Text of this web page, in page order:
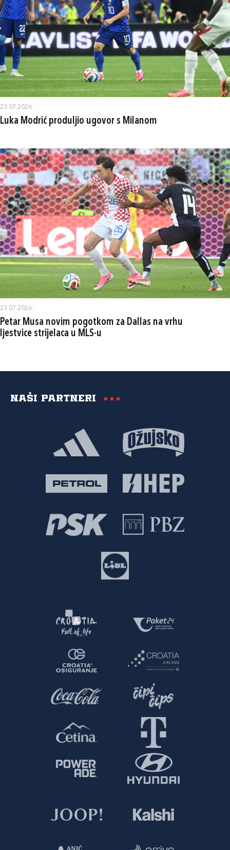
23.07.2026.
Luka Modrić produljio ugovor s Milanom
23.07.2026.
Petar Musa novim pogotkom za Dallas na vrhu
ljestvice strijelaca u MLS-u
Naši partneri